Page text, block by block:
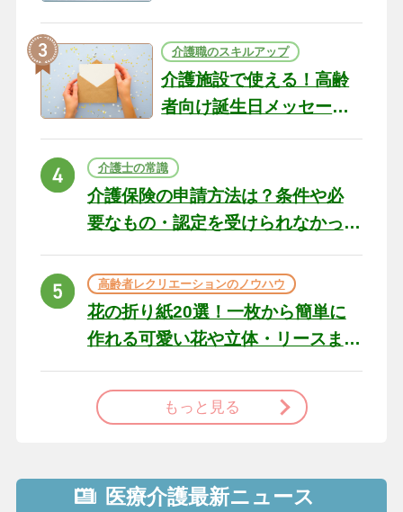
介護職のスキルアップ
介護施設で使える！高齢
者向け誕生日メッセージ
ト
介護士の常識
介護保険の申請方法は？条件や必
要なもの・認定を受けられなかっ
高齢者レクリエーションのノウハウ
花の折り紙20選！一枚から簡単に
作れる可愛い花や立体・リースま
もっと見る
医療介護最新ニュース